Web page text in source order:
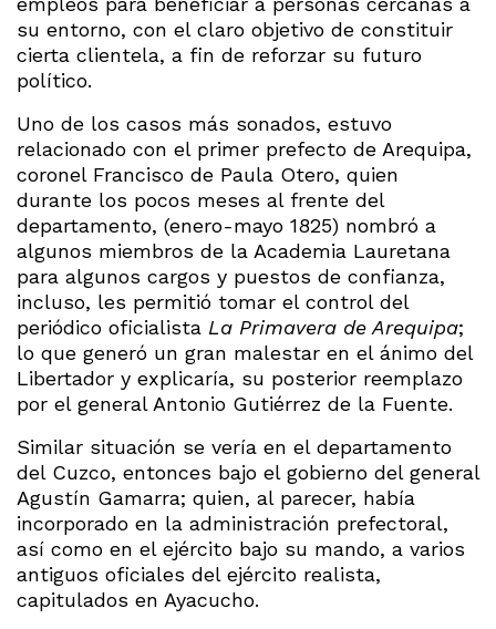
su entorno, con el claro objetivo de constituir
cierta clientela, a fin de reforzar su futuro
político.
Uno de los casos más sonados, estuvo
relacionado con el primer prefecto de Arequipa,
coronel Francisco de Paula Otero, quien
durante los pocos meses al frente del
departamento, (enero-mayo 1825) nombró a
algunos miembros de la Academia Lauretana
para algunos cargos y puestos de confianza,
incluso, les permitió tomar el control del
periódico oficialista La Primavera de Arequipa;
lo que generó un gran malestar en el ánimo del
Libertador y explicaría, su posterior reemplazo
por el general Antonio Gutiérrez de la Fuente.
Similar situación se vería en el departamento
del Cuzco, entonces bajo el gobierno del general
Agustín Gamarra; quien, al parecer, había
incorporado en la administración prefectoral,
así como en el ejército bajo su mando, a varios
antiguos oficiales del ejército realista,
capitulados en Ayacucho.